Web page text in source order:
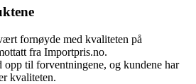
fornøyde med kvaliteten på
fra Importpris.no.
opp til forventningene, og kundene har
kvaliteten.